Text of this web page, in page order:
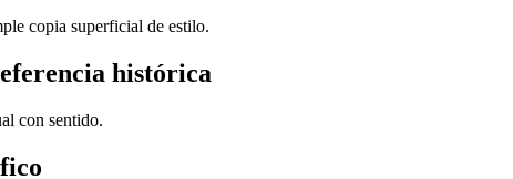
copia superficial de estilo.
histórica
con sentido.